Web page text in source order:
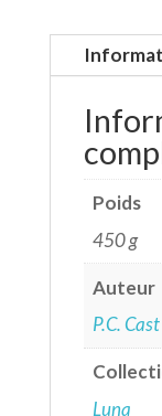
Poids
450 g
Auteur
P.C. Cast
Luna